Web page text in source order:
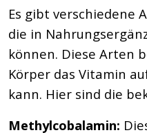
Es gibt verschiedene
die in
können. Diese Arten
Körper das Vitamin
kann. Hier sind die
Methylcobalamin: